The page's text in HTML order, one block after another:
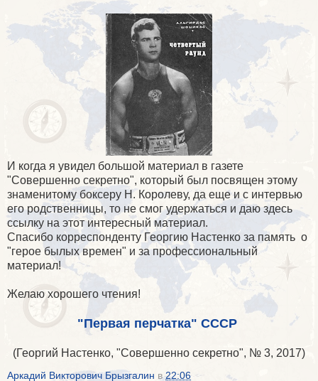
И когда я увидел большой материал в газете
"Совершенно секретно", который был посвящен этому
знаменитому боксеру Н. Королеву, да еще и с интервью
его родственницы, то не смог удержаться и даю здесь
ссылку на этот интересный материал.
Спасибо корреспонденту Георгию Настенко за память о
"герое былых времен" и за профессиональный
материал!
Желаю хорошего чтения!
"Первая перчатка" СССР
(Георгий Настенко, "Совершенно секретно", № 3, 2017)
Аркадий Викторович Брызгалин в22:06